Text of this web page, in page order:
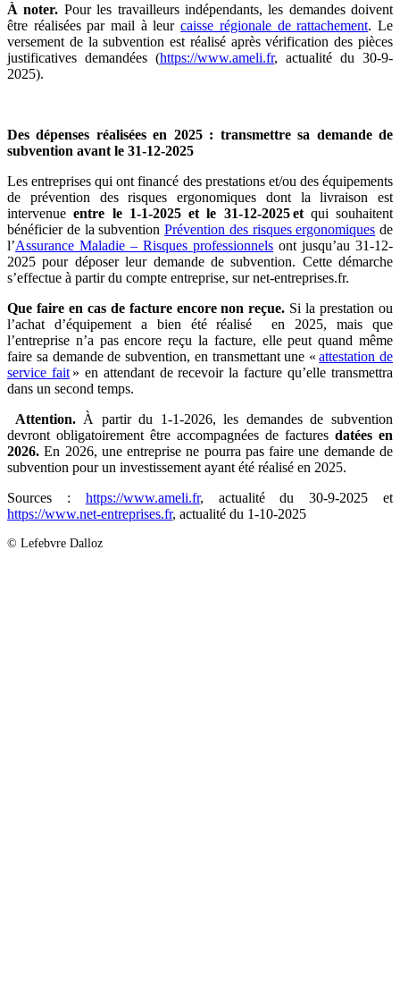
À noter. Pour les travailleurs indépendants, les demandes doivent
être réalisées par mail à leurcaisse régionale de rattachement. Le
versement de la subvention est réalisé après vérification des pièces
justificatives demandées (https://www.ameli.fr, actualité du 30-9-
2025).
Des dépenses réalisées en 2025 : transmettre sa demande de
subvention avant le 31-12-2025
Les entreprises qui ont financé des prestations et/ou des équipements
de prévention des risques ergonomiques dont la livraison est
intervenue entre le 1-1-2025 et le 31-12-2025 et qui souhaitent
bénéficier de la subvention Prévention des risques ergonomiques de
l’Assurance Maladie – Risques professionnels ont jusqu’au 31-12-
2025 pour déposer leur demande de subvention. Cette démarche
s’effectue à partir du compte entreprise, sur net-entreprises.fr.
Que faire en cas de facture encore non reçue. Si la prestation ou
l’achat d’équipement a bien été réalisé en 2025, mais que
l’entreprise n’a pas encore reçu la facture, elle peut quand même
faire sa demande de subvention, en transmettant une «attestation de
service fait» en attendant de recevoir la facture qu’elle transmettra
dans un second temps.
Attention.À partir du 1-1-2026, les demandes de subvention
devront obligatoirement être accompagnées de factures datées en
2026. En 2026, une entreprise ne pourra pas faire une demande de
subvention pour un investissement ayant été réalisé en 2025.
Sources : https://www.ameli.fr, actualité du 30-9-2025 et
https://www.net-entreprises.fr, actualité du 1-10-2025
© Lefebvre Dalloz